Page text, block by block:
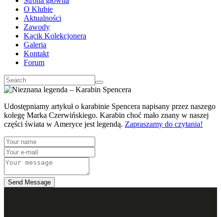
O Klubie
Aktualności
Zawody
Kącik Kolekcjonera
Galeria
Kontakt
Forum
Udostępniamy artykuł o karabinie Spencera napisany przez naszego
kolegę Marka Czerwińskiego. Karabin choć mało znany w naszej
części świata w Ameryce jest legendą. Zapraszamy do czytania!
Send Message